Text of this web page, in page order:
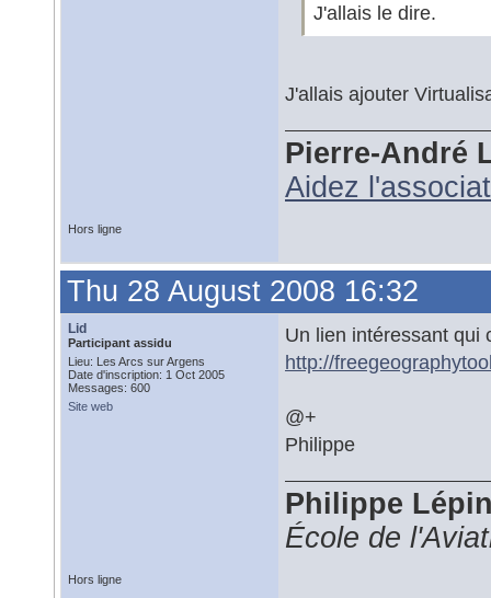
J'allais le dire.
J'allais ajouter
Pierre-André
Aidez
Hors ligne
Thu 28 August 2008 16:32
Lid
Participant assidu
Lieu: Les Arcs sur Argens
Date d'inscription: 1 Oct 2005
Messages: 600
Site web
Un lien intéressant qui
http://
@+
Philippe
Philippe
École de
Hors ligne